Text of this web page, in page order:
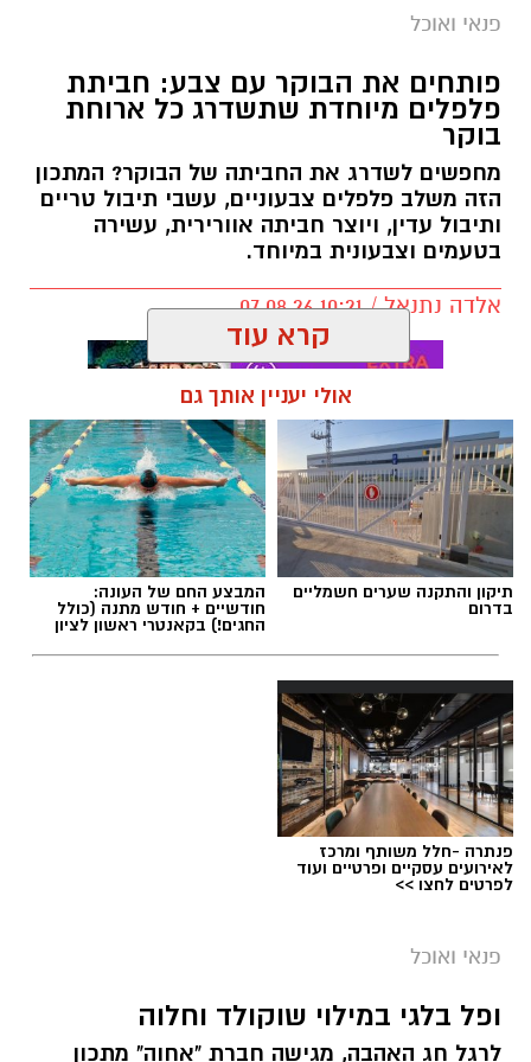
פנאי ואוכל
פותחים את הבוקר עם צבע: חביתת
פלפלים מיוחדת שתשדרג כל ארוחת
בוקר
מחפשים לשדרג את החביתה של הבוקר? המתכון
הזה משלב פלפלים צבעוניים, עשבי תיבול טריים
ותיבול עדין, ויוצר חביתה אוורירית, עשירה
בטעמים וצבעונית במיוחד.
אלדה נתנאל / 10:21 07.08.26
תגים:חביתת ירק
מצרכים (ל-2 מנות)
½ פלפל אדום, חתוך לקוביות קטנות
קרא עוד
אולי יעניין אותך גם
תיקון והתקנה שערים חשמליים
בדרום
המבצע החם של העונה:
חודשיים + חודש מתנה (כולל
החגים!) בקאנטרי ראשון לציון
פנתרה -חלל משותף ומרכז
לאירועים עסקיים ופרטיים ועוד
לפרטים לחצו >>
פנאי ואוכל
ופל בלגי במילוי שוקולד וחלוה
לרגל חג האהבה, מגישה חברת "אחוה" מתכון